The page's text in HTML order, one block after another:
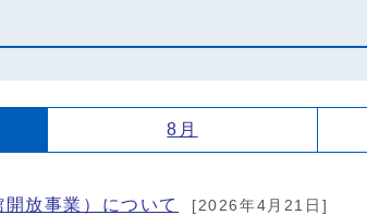
8月
放事業）について
[2026年4月21日]